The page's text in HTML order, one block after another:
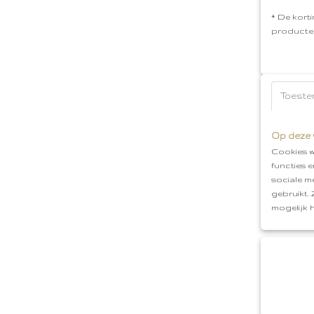
* De
Op deze
Cookies
functies
sociale
gebruikt.
mogelijk